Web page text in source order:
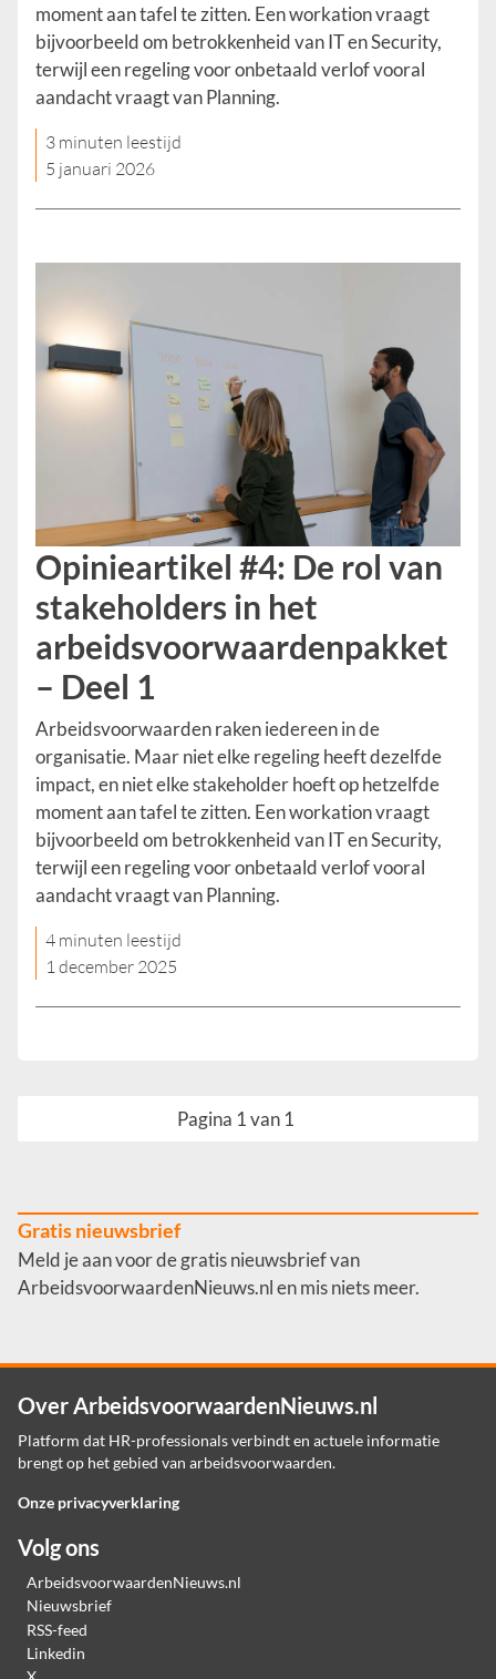
moment aan tafel te zitten. Een workation vraagt
bijvoorbeeld om betrokkenheid van IT en Security,
terwijl een regeling voor onbetaald verlof vooral
aandacht vraagt van Planning.
3 minuten leestijd
5 januari 2026
Opinieartikel #4: De rol van
stakeholders in het
arbeidsvoorwaardenpakket
– Deel 1
Arbeidsvoorwaarden raken iedereen in de
organisatie. Maar niet elke regeling heeft dezelfde
impact, en niet elke stakeholder hoeft op hetzelfde
moment aan tafel te zitten. Een workation vraagt
bijvoorbeeld om betrokkenheid van IT en Security,
terwijl een regeling voor onbetaald verlof vooral
aandacht vraagt van Planning.
4 minuten leestijd
1 december 2025
Pagina 1 van 1
Gratis nieuwsbrief
Meld je aan voor de gratis nieuwsbrief van
ArbeidsvoorwaardenNieuws.nl en mis niets meer.
Over ArbeidsvoorwaardenNieuws.nl
Platform dat HR-professionals verbindt en actuele informatie
brengt op het gebied van arbeidsvoorwaarden.
Onze privacyverklaring
Volg ons
ArbeidsvoorwaardenNieuws.nl
Nieuwsbrief
RSS-feed
Linkedin